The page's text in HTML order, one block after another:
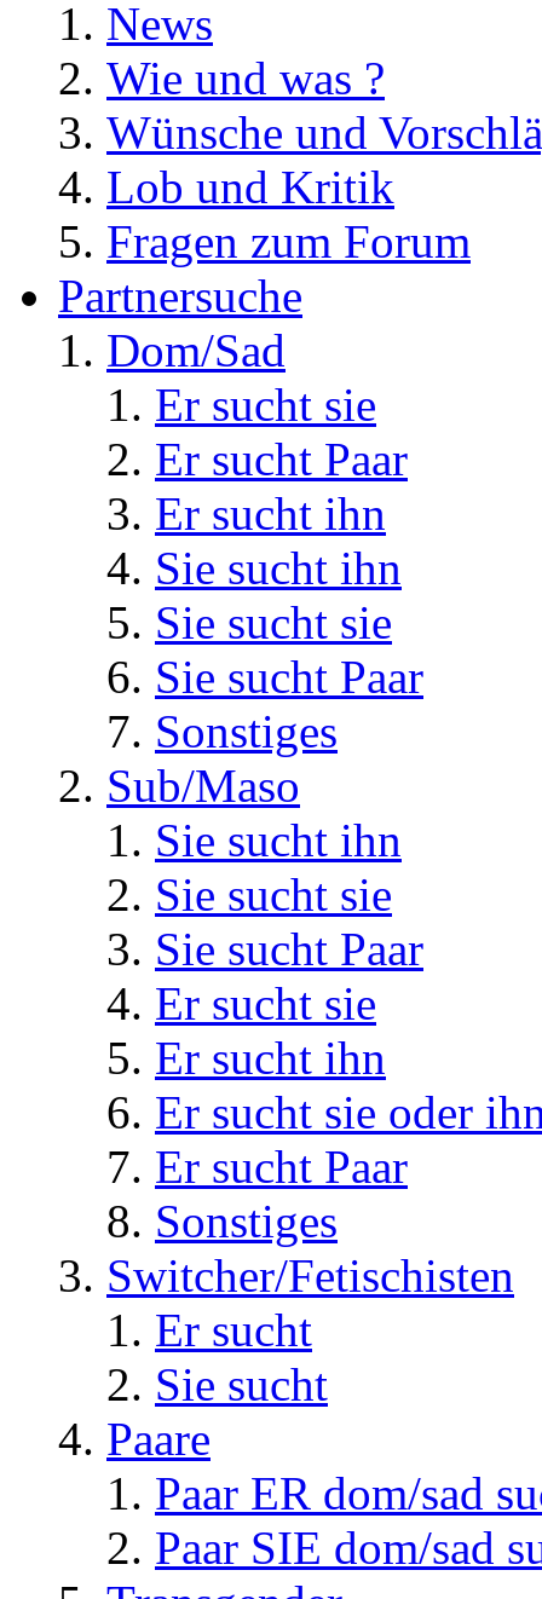
News
Wie und was ?
Wünsche und
Lob und Kritik
Fragen zum Forum
Partnersuche
Dom/Sad
Er sucht sie
Er sucht Paar
Er sucht ihn
Sie sucht ihn
Sie sucht sie
Sie sucht Paar
Sonstiges
Sub/Maso
Sie sucht ihn
Sie sucht sie
Sie sucht Paar
Er sucht sie
Er sucht ihn
Er sucht sie oder
Er sucht Paar
Sonstiges
Switcher/Fetischisten
Er sucht
Sie sucht
Paare
Paar ER dom/sad
Paar SIE dom/sad